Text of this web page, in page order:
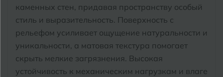
каменных стен, придавая пространству особый
стиль и выразительность. Поверхность с
рельефом усиливает ощущение натуральности и
уникальности, а матовая текстура помогает
скрыть мелкие загрязнения. Высокая
устойчивость к механическим нагрузкам и влаге
Кемерово
Ковров
Тула
Тюмень
У